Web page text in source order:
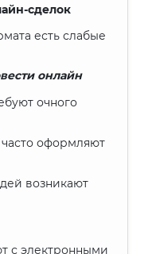
сделок
есть слабые
онлайн
очного
оформляют
возникают
с электронными